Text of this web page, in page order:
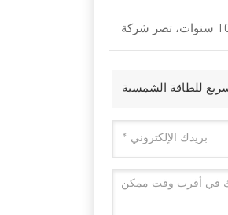
للطاقة الشمسية